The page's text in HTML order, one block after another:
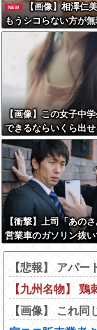
NEW
【画像】相澤仁
もうシコらない方が
【画像】この女子中
できるならいくら出
【衝撃】上司「あの
営業車のガソリン抜
「はぁ？どういうこ
「自分の車に入れ替
い？？」←これw w
【悲報】 アパ
【九州名物】
【画像】 これ